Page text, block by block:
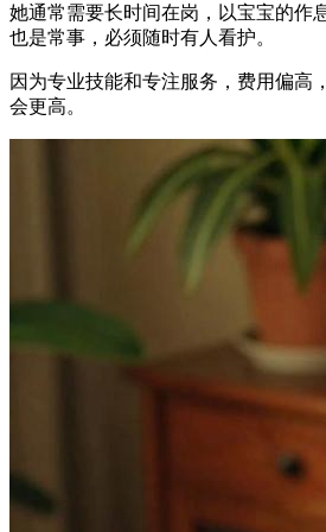
她通常需要长时间在岗，以宝宝的作
也是常事，必须随时有人看护。
因为专业技能和专注服务，费用偏高
会更高。